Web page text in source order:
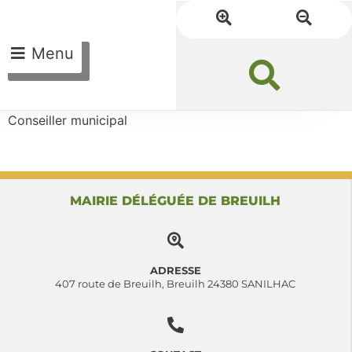
Menu
Conseiller municipal
MAIRIE DÉLÉGUÉE DE BREUILH
ADRESSE
407 route de Breuilh, Breuilh 24380 SANILHAC